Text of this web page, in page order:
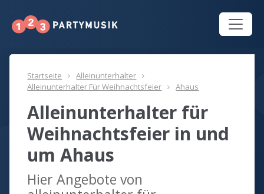
Startseite
Alleinunterhalter
Alleinunterhalter Für Weihnachtsfeier
Ahaus
Alleinunterhalter für
Weihnachtsfeier in und
um Ahaus
Hier Angebote von